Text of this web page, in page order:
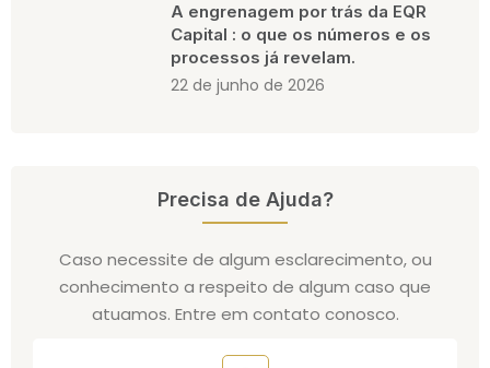
A engrenagem por trás da EQR
Capital : o que os números e os
processos já revelam.
22 de junho de 2026
Precisa de Ajuda?
Caso necessite de algum esclarecimento, ou
conhecimento a respeito de algum caso que
atuamos. Entre em contato conosco.